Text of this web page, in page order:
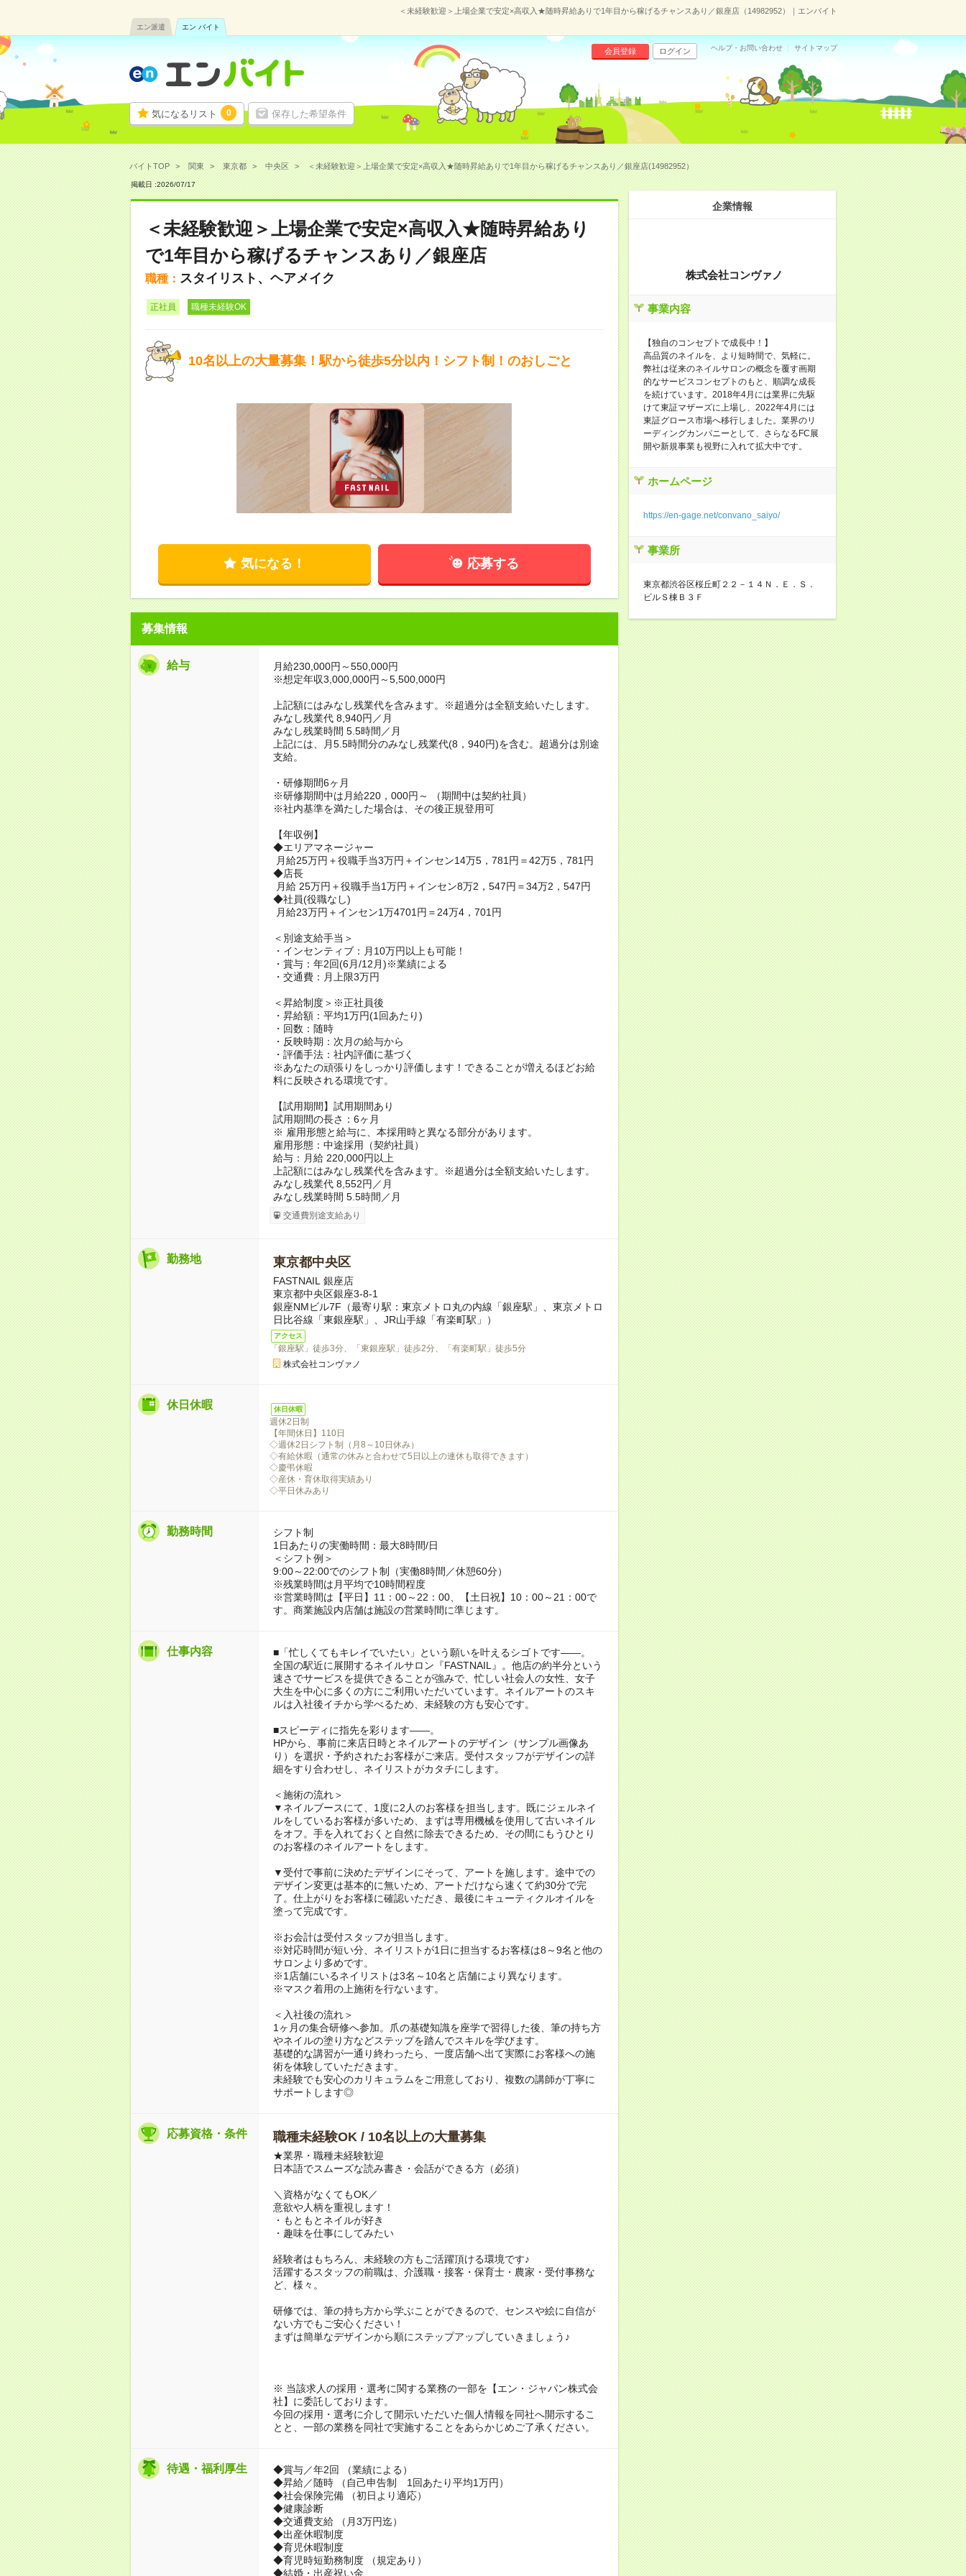
＜未経験歓迎＞上場企業で安定×高収入★随時昇給ありで1年目から稼げるチャンスあり／銀座店（14982952）｜エンバイト
エン派遣 エン バイト
気になるリスト 0 保存した希望条件
会員登録 ログイン ヘルプ・お問い合わせ サイトマップ
バイトTOP 関東 東京都 中央区 ＜未経験歓迎＞上場企業で安定×高収入★随時昇給ありで1年目から稼げるチャンスあり／銀座店(14982952）
掲載日 :2026/07/17
＜未経験歓迎＞上場企業で安定×高収入★随時昇給あり
で1年目から稼げるチャンスあり／銀座店
職種： スタイリスト、ヘアメイク
正社員 職種未経験OK
10名以上の大量募集！駅から徒歩5分以内！シフト制！のおしごと
気になる！ 応募する
募集情報
給与
月給230,000円～550,000円
※想定年収3,000,000円～5,500,000円
上記額にはみなし残業代を含みます。※超過分は全額支給いたします。
みなし残業代 8,940円／月
みなし残業時間 5.5時間／月
上記には、月5.5時間分のみなし残業代(8，940円)を含む。超過分は別途
支給。
・研修期間6ヶ月
※研修期間中は月給220，000円～ （期間中は契約社員）
※社内基準を満たした場合は、その後正規登用可
【年収例】
◆エリアマネージャー
月給25万円＋役職手当3万円＋インセン14万5，781円＝42万5，781円
◆店長
月給 25万円＋役職手当1万円＋インセン8万2，547円＝34万2，547円
◆社員(役職なし)
月給23万円＋インセン1万4701円＝24万4，701円
＜別途支給手当＞
・インセンティブ：月10万円以上も可能！
・賞与：年2回(6月/12月)※業績による
・交通費：月上限3万円
＜昇給制度＞※正社員後
・昇給額：平均1万円(1回あたり)
・回数：随時
・反映時期：次月の給与から
・評価手法：社内評価に基づく
※あなたの頑張りをしっかり評価します！できることが増えるほどお給
料に反映される環境です。
【試用期間】試用期間あり
試用期間の長さ：6ヶ月
※ 雇用形態と給与に、本採用時と異なる部分があります。
雇用形態：中途採用（契約社員）
給与：月給 220,000円以上
上記額にはみなし残業代を含みます。※超過分は全額支給いたします。
みなし残業代 8,552円／月
みなし残業時間 5.5時間／月
交通費別途支給あり
勤務地 東京都中央区
FASTNAIL 銀座店
東京都中央区銀座3-8-1
銀座NMビル7F（最寄り駅：東京メトロ丸の内線「銀座駅」、東京メトロ
日比谷線「東銀座駅」、JR山手線「有楽町駅」）
アクセス
「銀座駅」徒歩3分、「東銀座駅」徒歩2分、「有楽町駅」徒歩5分
株式会社コンヴァノ
休日休暇 休日休暇
週休2日制
【年間休日】110日
◇週休2日シフト制（月8～10日休み）
◇有給休暇（通常の休みと合わせて5日以上の連休も取得できます）
◇慶弔休暇
◇産休・育休取得実績あり
◇平日休みあり
勤務時間
シフト制
1日あたりの実働時間：最大8時間/日
＜シフト例＞
9:00～22:00でのシフト制（実働8時間／休憩60分）
※残業時間は月平均で10時間程度
※営業時間は【平日】11：00～22：00、【土日祝】10：00～21：00で
す。商業施設内店舗は施設の営業時間に準じます。
仕事内容
■「忙しくてもキレイでいたい」という願いを叶えるシゴトです――。
全国の駅近に展開するネイルサロン『FASTNAIL』。他店の約半分という
速さでサービスを提供できることが強みで、忙しい社会人の女性、女子
大生を中心に多くの方にご利用いただいています。ネイルアートのスキ
ルは入社後イチから学べるため、未経験の方も安心です。
■スピーディに指先を彩ります――。
HPから、事前に来店日時とネイルアートのデザイン（サンプル画像あ
り）を選択・予約されたお客様がご来店。受付スタッフがデザインの詳
細をすり合わせし、ネイリストがカタチにします。
＜施術の流れ＞
▼ネイルブースにて、1度に2人のお客様を担当します。既にジェルネイ
ルをしているお客様が多いため、まずは専用機械を使用して古いネイル
をオフ。手を入れておくと自然に除去できるため、その間にもうひとり
のお客様のネイルアートをします。
▼受付で事前に決めたデザインにそって、アートを施します。途中での
デザイン変更は基本的に無いため、アートだけなら速くて約30分で完
了。仕上がりをお客様に確認いただき、最後にキューティクルオイルを
塗って完成です。
※お会計は受付スタッフが担当します。
※対応時間が短い分、ネイリストが1日に担当するお客様は8～9名と他の
サロンより多めです。
※1店舗にいるネイリストは3名～10名と店舗により異なります。
※マスク着用の上施術を行ないます。
＜入社後の流れ＞
1ヶ月の集合研修へ参加。爪の基礎知識を座学で習得した後、筆の持ち方
やネイルの塗り方などステップを踏んでスキルを学びます。
基礎的な講習が一通り終わったら、一度店舗へ出て実際にお客様への施
術を体験していただきます。
未経験でも安心のカリキュラムをご用意しており、複数の講師が丁寧に
サポートします◎
応募資格・条件 職種未経験OK / 10名以上の大量募集
★業界・職種未経験歓迎
日本語でスムーズな読み書き・会話ができる方（必須）
＼資格がなくてもOK／
意欲や人柄を重視します！
・もともとネイルが好き
・趣味を仕事にしてみたい
経験者はもちろん、未経験の方もご活躍頂ける環境です♪
活躍するスタッフの前職は、介護職・接客・保育士・農家・受付事務な
ど、様々。
研修では、筆の持ち方から学ぶことができるので、センスや絵に自信が
ない方でもご安心ください！
まずは簡単なデザインから順にステップアップしていきましょう♪
※ 当該求人の採用・選考に関する業務の一部を【エン・ジャパン株式会
社】に委託しております。
今回の採用・選考に介して開示いただいた個人情報を同社へ開示するこ
とと、一部の業務を同社で実施することをあらかじめご了承ください。
待遇・福利厚生
◆賞与／年2回 （業績による）
◆昇給／随時 （自己申告制 1回あたり平均1万円）
◆社会保険完備 （初日より適応）
◆健康診断
◆交通費支給 （月3万円迄）
◆出産休暇制度
◆育児休暇制度
◆育児時短勤務制度 （規定あり）
◆結婚・出産祝い金
企業情報
株式会社コンヴァノ
事業内容
【独自のコンセプトで成長中！】
高品質のネイルを、より短時間で、気軽に。
弊社は従来のネイルサロンの概念を覆す画期
的なサービスコンセプトのもと、順調な成長
を続けています。2018年4月には業界に先駆
けて東証マザーズに上場し、2022年4月には
東証グロース市場へ移行しました。業界のリ
ーディングカンパニーとして、さらなるFC展
開や新規事業も視野に入れて拡大中です。
ホームページ
https://en-gage.net/convano_saiyo/
事業所
東京都渋谷区桜丘町２２－１４Ｎ．Ｅ．Ｓ．
ビルＳ棟Ｂ３Ｆ